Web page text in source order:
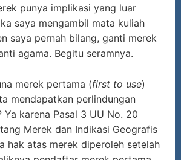
punya implikasi yang luar
saya mengambil mata kuliah
saya pernah bilang, ganti merek
agama. Begitu seramnya.
merek pertama (first to use)
mendapatkan perlindungan
Ya karena Pasal 3 UU No. 20
Merek dan Indikasi Geografis
hak atas merek diperoleh setelah